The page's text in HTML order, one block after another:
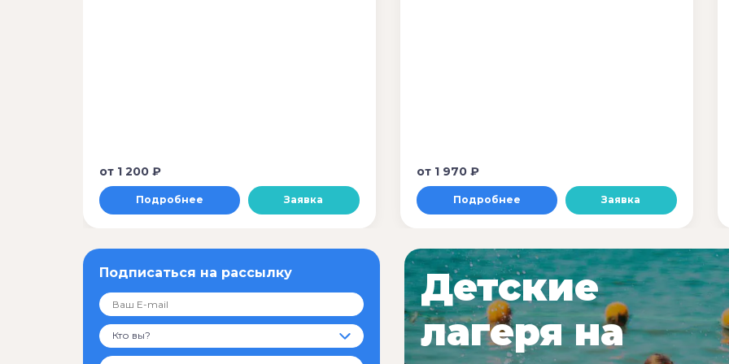
от 1 200 ₽
Подробнее Заявка
от 1 970 ₽
Подробнее Заявка
Подписаться на рассылку
Кто вы?
Детские
лагеря на